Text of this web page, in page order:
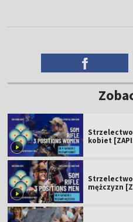
kobiet
mężczyzn